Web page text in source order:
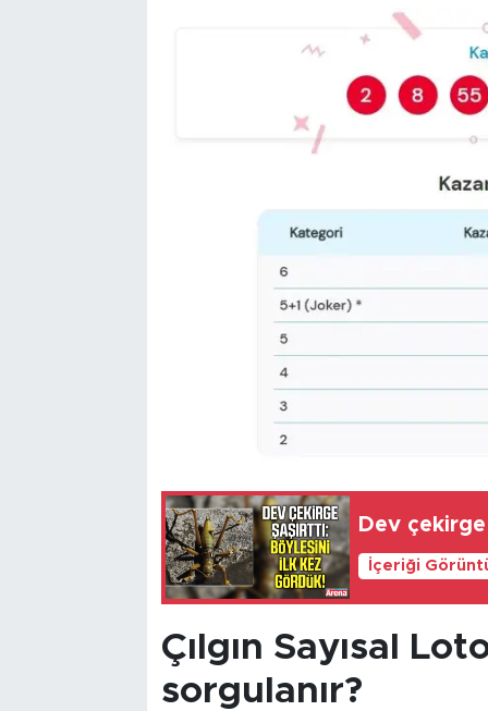
Dev
İçeriği
Çılgın Sayısal
sorgulanır?